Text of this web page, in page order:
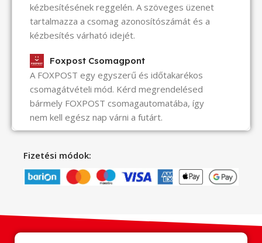
kézbesítésének reggelén. A szöveges üzenet
tartalmazza a csomag azonosítószámát és a
kézbesítés várható idejét.
Foxpost Csomagpont
A FOXPOST egy egyszerű és időtakarékos
csomagátvételi mód. Kérd megrendelésed
bármely FOXPOST csomagautomatába, így
nem kell egész nap várni a futárt.
Fizetési módok: